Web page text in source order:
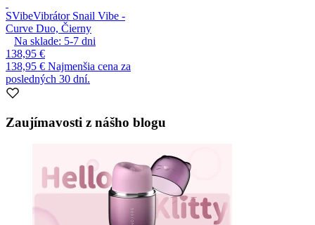
SVibeVibrátor Snail Vibe -
Curve Duo, Čierny
Na sklade: 5-7 dni
138,95 €
138,95 € Najmenšia cena za
posledných 30 dní.
Zaujímavosti z nášho blogu